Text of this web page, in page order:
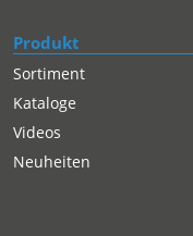
Produkt
Sortiment
Kataloge
Videos
Neuheiten